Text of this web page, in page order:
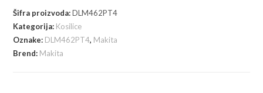
kosilica
DLM462PT4
količina
Šifra proizvoda:DLM462PT4
Kategorija: Kosilice
Oznake: DLM462PT4, Makita
Brend: Makita